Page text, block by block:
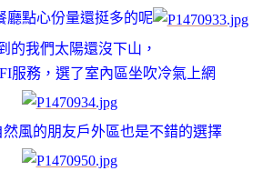
廳點心份量還挺多的呢
的我們太陽還沒下山，
服務，選了室內區坐吹冷氣上網
風的朋友戶外區也是不錯的選擇